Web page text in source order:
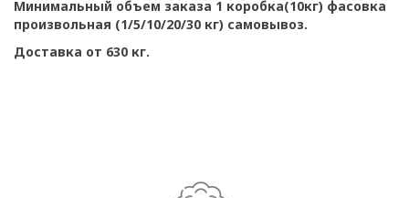
Минимальный объем заказа 1 коробка(10кг) фасовка
произвольная (1/5/10/20/30 кг) самовывоз.
Доставка от 630 кг.